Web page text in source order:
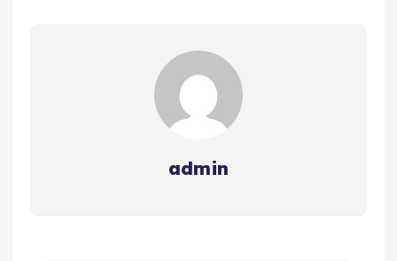
admin